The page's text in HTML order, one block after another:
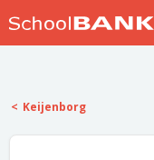
Keijenborg